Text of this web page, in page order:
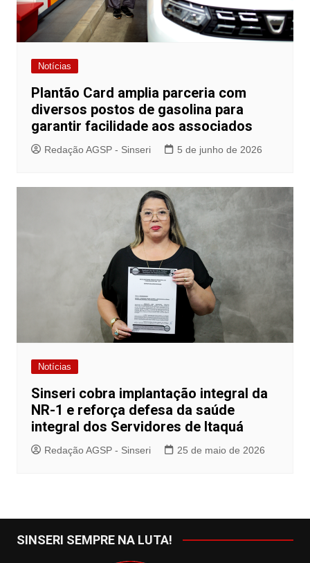
Notícias
Plantão Card amplia parceria com
diversos postos de gasolina para
garantir facilidade aos associados
Redação AGSP - Sinseri 5 de junho de 2026
Notícias
Sinseri cobra implantação integral da
NR-1 e reforça defesa da saúde
integral dos Servidores de Itaquá
Redação AGSP - Sinseri 25 de maio de 2026
SINSERI SEMPRE NA LUTA!